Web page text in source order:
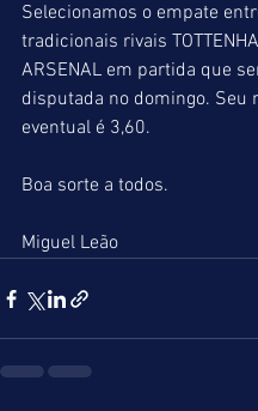
Selecionamos o empate
tradicionais rivais
ARSENAL em partida que
disputada no domingo. Seu
eventual é 3,60.
Boa sorte a todos.
Miguel Leão